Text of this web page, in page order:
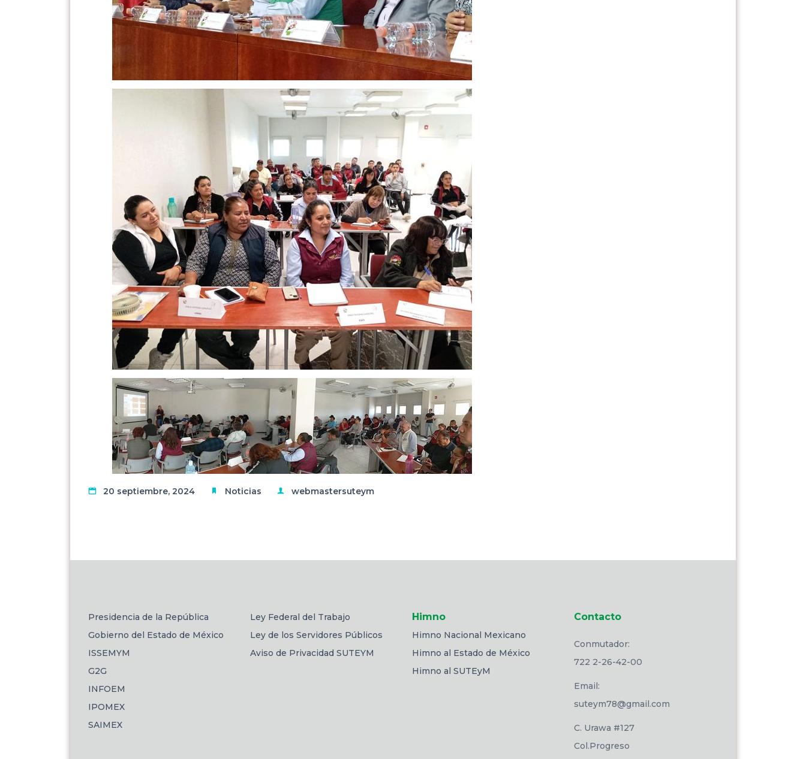
20 septiembre, 2024 Noticias webmastersuteym
Presidencia de la República
Gobierno del Estado de México
ISSEMYM
G2G
INFOEM
IPOMEX
SAIMEX
Ley Federal del Trabajo
Ley de los Servidores Públicos
Aviso de Privacidad SUTEYM
Himno
Himno Nacional Mexicano
Himno al Estado de México
Himno al SUTEyM
Contacto
Conmutador:
722 2-26-42-00
Email:
suteym78@gmail.com
C. Urawa #127
Col.Progreso